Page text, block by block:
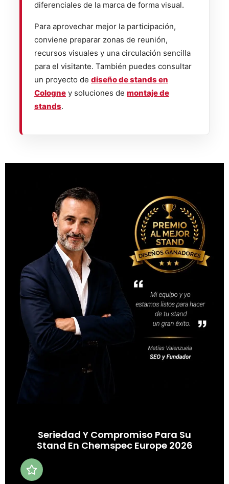
diferenciales de la marca de forma visual.
Para aprovechar mejor la participación,
conviene preparar zonas de reunión,
recursos visuales y una circulación sencilla
para el visitante. También puedes consultar
un proyecto de diseño de stands en
Cologne y soluciones de montaje de
stands.
Seriedad Y Compromiso Para Su
Stand En Chemspec Europe 2026